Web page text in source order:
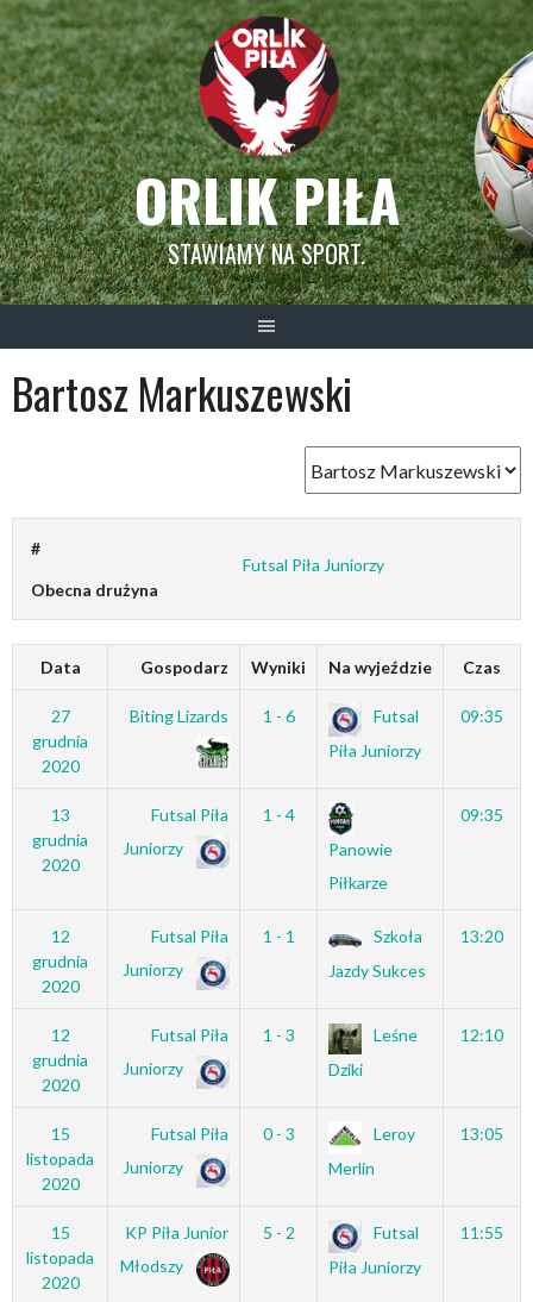
Skip
to
content
ORLIK PIŁA
STAWIAMY NA SPORT.
Bartosz Markuszewski
#
Obecna drużyna
Futsal Piła Juniorzy
Data Gospodarz Wyniki Na wyjeździe Czas
27
grudnia
2020
Biting Lizards 1 - 6
Futsal
Piła Juniorzy
09:35
13
grudnia
2020
Futsal Piła
Juniorzy
1 - 4
Panowie
Piłkarze
09:35
12
grudnia
2020
Futsal Piła
Juniorzy
1 - 1
Szkoła
Jazdy Sukces
13:20
12
grudnia
2020
Futsal Piła
Juniorzy
1 - 3
Leśne
Dziki
12:10
15
listopada
2020
Futsal Piła
Juniorzy
0 - 3
Leroy
Merlin
13:05
15
listopada
2020
KP Piła Junior
Młodszy
5 - 2
Futsal
Piła Juniorzy
11:55